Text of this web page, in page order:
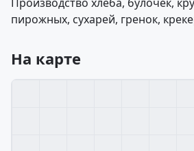
пирожных, сухарей, гренок,
На карте